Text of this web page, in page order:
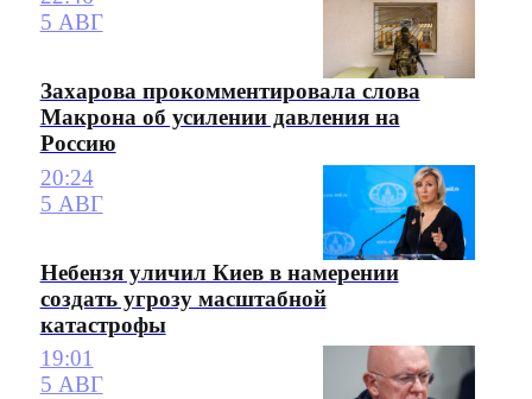
5 АВГ
Захарова прокомментировала слова
Макрона об усилении давления на
Россию
20:24
5 АВГ
Небензя уличил Киев в намерении
создать угрозу масштабной
катастрофы
19:01
5 АВГ